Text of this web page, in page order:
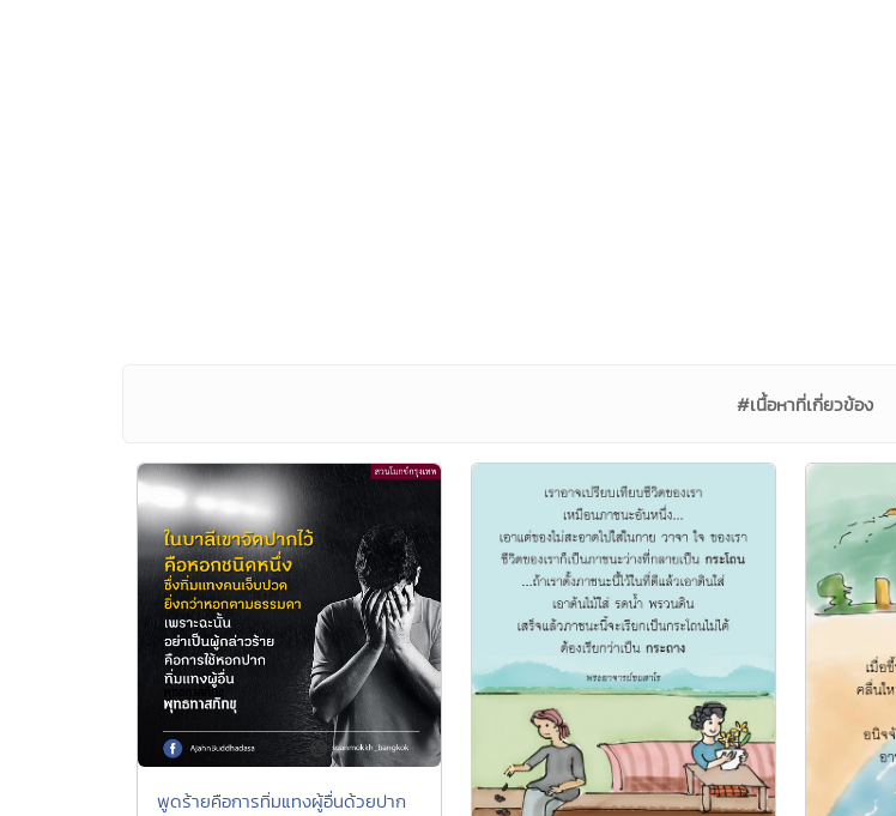
#เนื้อหาที่เกี่ยวข้อง
พูดร้ายคือการทิ่มแทงผู้อื่นด้วยปาก